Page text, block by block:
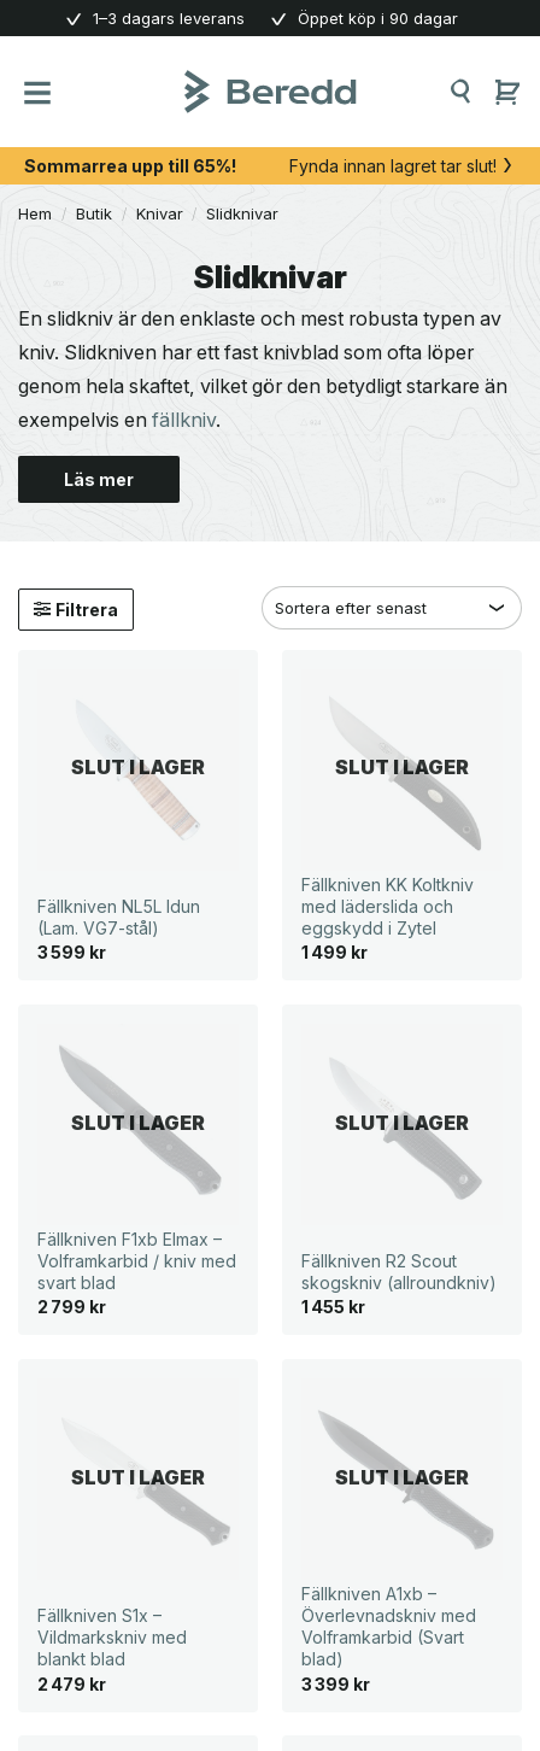
content
1–3 dagars leverans Öppet köp i 90 dagar
Sommarrea upp till 65%! Fynda innan lagret tar slut!
Hem / Butik / Knivar / Slidknivar
Slidknivar
En slidkniv är den enklaste och mest robusta typen av
kniv. Slidkniven har ett fast knivblad som ofta löper
genom hela skaftet, vilket gör den betydligt starkare än
exempelvis en fällkniv.
Läs mer
Filtrera
SLUT I LAGER
Fällkniven NL5L Idun
(Lam. VG7-stål)
3 599 kr
SLUT I LAGER
Fällkniven KK Koltkniv
med läderslida och
eggskydd i Zytel
1 499 kr
SLUT I LAGER
Fällkniven F1xb Elmax –
Volframkarbid / kniv med
svart blad
2 799 kr
SLUT I LAGER
Fällkniven R2 Scout
skogskniv (allroundkniv)
1 455 kr
SLUT I LAGER
Fällkniven S1x –
Vildmarkskniv med
blankt blad
2 479 kr
SLUT I LAGER
Fällkniven A1xb –
Överlevnadskniv med
Volframkarbid (Svart
blad)
3 399 kr